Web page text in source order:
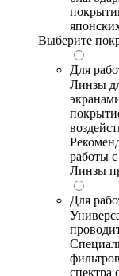
Выберите
Для
Линзы
работы
Линзы
Для
спектра